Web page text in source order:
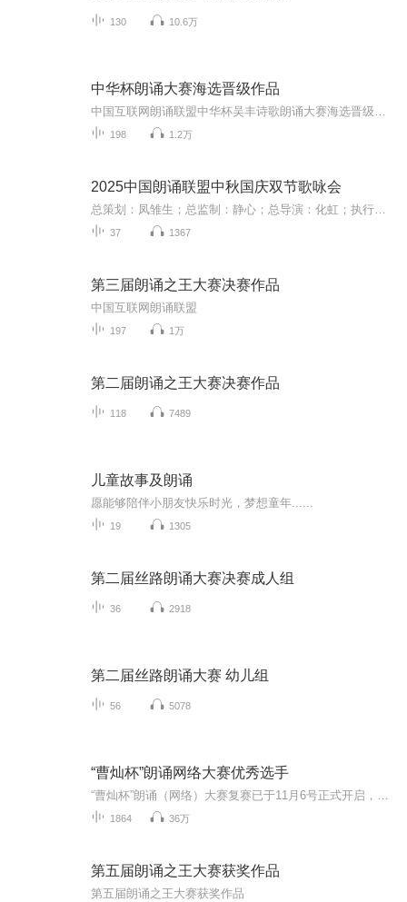
130 10.6万
中华杯朗诵大赛海选晋级作品
198 1.2万
2025中国朗诵联盟中秋国庆双节歌咏会
37 1367
第三届朗诵之王大赛决赛作品
中国互联网朗诵联盟
197 1万
第二届朗诵之王大赛决赛作品
118 7489
儿童故事及朗诵
愿能够陪伴小朋友快乐时光，梦想童年......
19 1305
第二届丝路朗诵大赛决赛成人组
36 2918
第二届丝路朗诵大赛 幼儿组
56 5078
“曹灿杯”朗诵网络大赛优秀选手
1864 36万
第五届朗诵之王大赛获奖作品
第五届朗诵之王大赛获奖作品